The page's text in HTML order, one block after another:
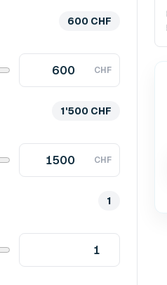
600 CHF
CHF
1'500 CHF
CHF
1